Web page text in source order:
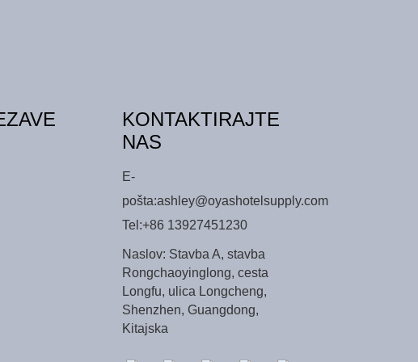
KONTAKTIRAJTE
NAS
E-
pošta:ashley@oyashotelsupply.com
Tel:+86 13927451230
Naslov: Stavba A, stavba
Rongchaoyinglong, cesta
Longfu, ulica Longcheng,
Shenzhen, Guangdong,
Kitajska